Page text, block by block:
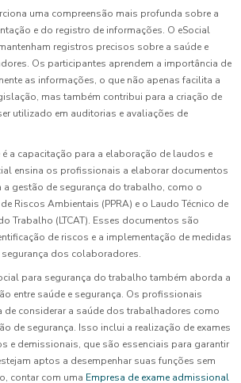
uma compreensão mais profunda sobre a
e do registro de informações. O eSocial
registros precisos sobre a saúde e
Os participantes aprendem a importância de
as informações, o que não apenas facilita a
mas também contribui para a criação de
utilizado em auditorias e avaliações de
a capacitação para a elaboração de laudos e
ensina os profissionais a elaborar documentos
a gestão de segurança do trabalho, como o
Riscos Ambientais (PPRA) e o Laudo Técnico de
Trabalho (LTCAT). Esses documentos são
de riscos e a implementação de medidas
dos colaboradores.
para segurança do trabalho também aborda a
entre saúde e segurança. Os profissionais
de considerar a saúde dos trabalhadores como
de segurança. Isso inclui a realização de exames
e demissionais, que são essenciais para garantir
aptos a desempenhar suas funções sem
contar com uma Empresa de exame admissional